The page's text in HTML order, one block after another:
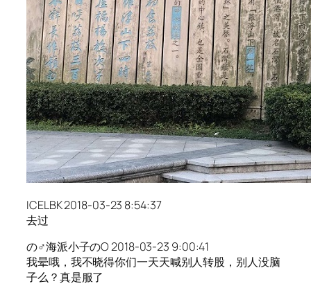
ICELBK 2018-03-23 8:54:37
去过
の♂海派小子のO 2018-03-23 9:00:41
我晕哦，我不晓得你们一天天喊别人转股，别人没脑
子么？真是服了